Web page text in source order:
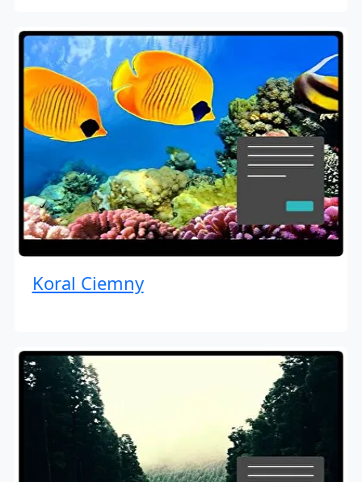
Koral Ciemny